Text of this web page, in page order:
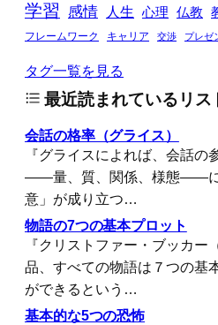
学習
感情 人生 心理 仏教
フレームワーク
キャリア 交渉 プレゼ
タグ一覧を見る
最近読まれているリス
会話の格率（グライス）
『グライスによれば、会話の
――量、質、関係、様態――に
意」が成り立つ…
物語の7つの基本プロット
『クリストファー・ブッカ
品、すべての物語は７つの基
ができるという…
基本的な5つの恐怖